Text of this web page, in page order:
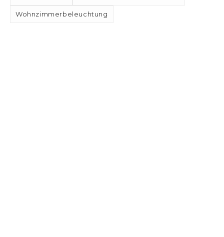
Wohnzimmerbeleuchtung